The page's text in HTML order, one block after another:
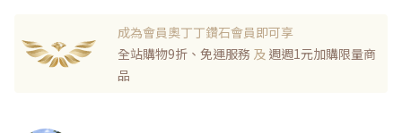
成為會員奧丁丁鑽石會員即可享
全站購物9折、免運服務 及 週週1元加購限量商
品